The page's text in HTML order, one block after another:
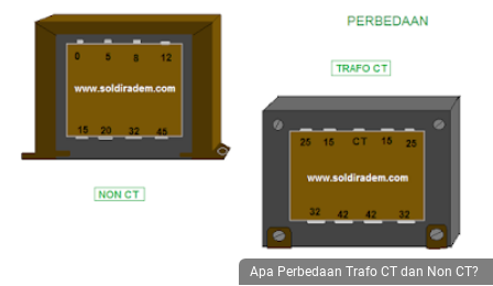
Dual power (CT)
Apa Perbedaan Trafo CT dan Non CT?